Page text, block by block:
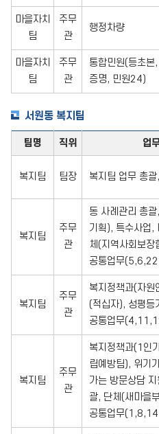
마을자치
팀
주무
관
행정차량
마을자치
팀
주무
관
통합민원(등초본
증명, 민원24)
서원동 복지팀
팀명 직위 업
복지팀 팀장 복지팀 업무 총
복지팀
주무
관
동 사례관리 총
기획), 특수사업,
체(지역사회보장
공통업무
복지팀
주무
관
복지정책과(자원
(적십자), 성평등
공통업무
복지팀
주무
관
복지정책과(1인
립예방팀), 위기
가는 방문상담
괄, 단체(새마을
공통업무